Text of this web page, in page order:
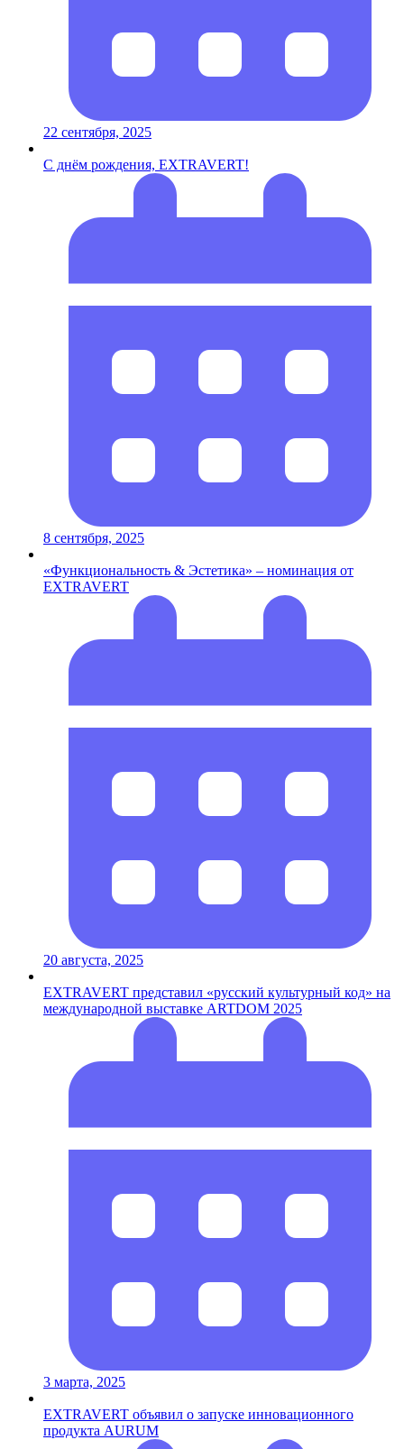
22 сентября, 2025
С днём рождения, EXTRAVERT!
8 сентября, 2025
«Функциональность & Эстетика» – номинация от
EXTRAVERT
20 августа, 2025
EXTRAVERT представил «русский культурный код» на
международной выставке ARTDOM 2025
3 марта, 2025
EXTRAVERT объявил о запуске инновационного
продукта AURUM